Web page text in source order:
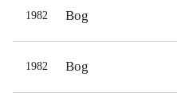
1982 Bog
1982 Bog